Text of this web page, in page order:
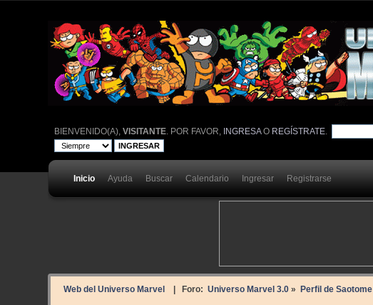
BIENVENIDO(A), VISITANTE. POR FAVOR, INGRESAO REGÍSTRATE.
Inicio Ayuda Buscar Calendario Ingresar Registrarse
Web del Universo Marvel | Foro: Universo Marvel 3.0» Perfil de Saotome